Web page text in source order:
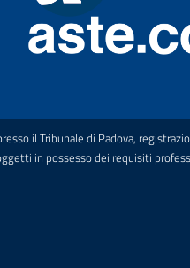
il Tribunale di Padova,
in possesso dei requisiti